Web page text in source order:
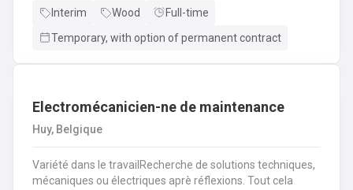
des véhicules (vidanges, freins, amortisseurs,
interventions mécaniques nécessaires.Assurer le
leur véhicule et les réparations à prévoir.
Interim Wood
Full-time
Temporary, with option of permanent contract
Electromécanicien-ne de maintenance
Huy, Belgique
Variété dans le travailRecherche de solutions techniques,
mécaniques ou électriques aprè réflexions. Tout cela